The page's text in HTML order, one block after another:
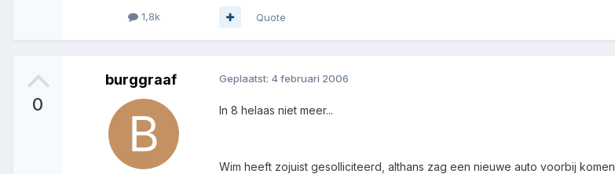
1,8k Quote
0
burggraaf Geplaatst: 4 februari 2006
In 8 helaas niet meer...
Wim heeft zojuist gesolliciteerd, althans zag een nieuwe auto voorbij komen